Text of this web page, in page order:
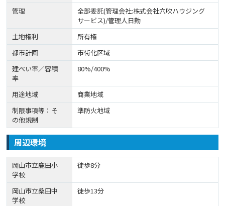
管理
全部委託(管理会社:株式会社穴吹ハウジング
サービス)/管理人日勤
土地権利
所有権
都市計画
市街化区域
建ぺい率／容積
率
80%/400%
用途地域
商業地域
制限事項等：そ
の他規制
準防火地域
周辺環境
岡山市立鹿田小
学校
徒歩8分
岡山市立桑田中
学校
徒歩13分